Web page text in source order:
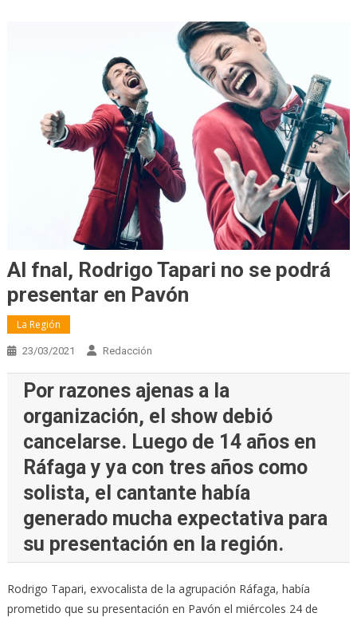
Al fnal, Rodrigo Tapari no se podrá
presentar en Pavón
La Región
23/03/2021 Redacción
Por razones ajenas a la
organización, el show debió
cancelarse. Luego de 14 años en
Ráfaga y ya con tres años como
solista, el cantante había
generado mucha expectativa para
su presentación en la región.
Rodrigo Tapari, exvocalista de la agrupación Ráfaga, había
prometido que su presentación en Pavón el miércoles 24 de